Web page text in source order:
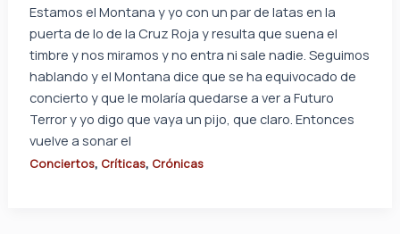
Estamos el Montana y yo con un par de latas en la
puerta de lo de la Cruz Roja y resulta que suena el
timbre y nos miramos y no entra ni sale nadie. Seguimos
hablando y el Montana dice que se ha equivocado de
concierto y que le molaría quedarse a ver a Futuro
Terror y yo digo que vaya un pijo, que claro. Entonces
vuelve a sonar el
Conciertos, Críticas, Crónicas